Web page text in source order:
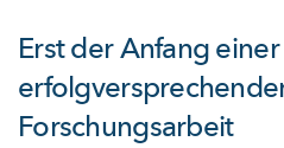
Erst der Anfang
Forschungsarbeit